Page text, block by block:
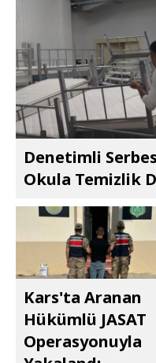
Denetimli
Okula Temizlik
Kars'ta Aranan
Hükümlü JASAT
Operasyonuyla